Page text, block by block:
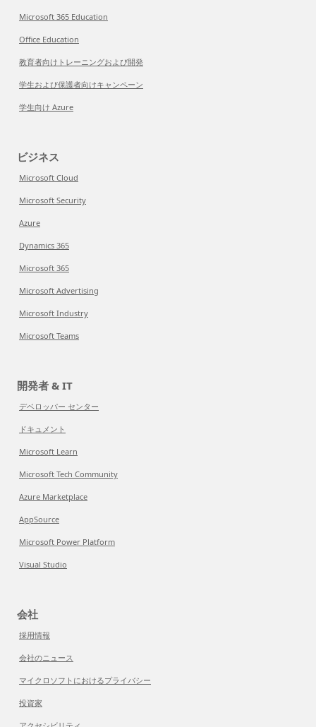
Microsoft 365 Education
Office Education
教育者向けトレーニングおよび開発
学生および保護者向けキャンペーン
学生向け Azure
ビジネス
Microsoft Cloud
Microsoft Security
Azure
Dynamics 365
Microsoft 365
Microsoft Advertising
Microsoft Industry
Microsoft Teams
開発者 & IT
デベロッパー センター
ドキュメント
Microsoft Learn
Microsoft Tech Community
Azure Marketplace
AppSource
Microsoft Power Platform
Visual Studio
会社
採用情報
会社のニュース
マイクロソフトにおけるプライバシー
投資家